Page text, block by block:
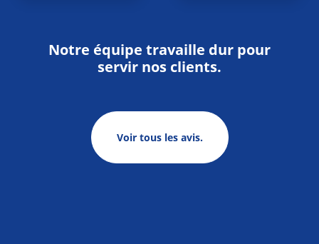
Notre équipe travaille dur pour
servir nos clients.
Voir tous les avis.